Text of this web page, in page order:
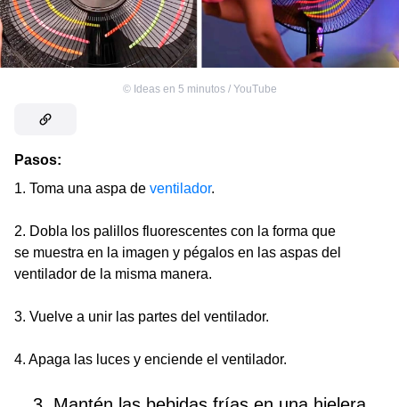
© Ideas en 5 minutos / YouTube
Pasos:
1. Toma una aspa de ventilador.
2. Dobla los palillos fluorescentes con la forma que
se muestra en la imagen y pégalos en las aspas del
ventilador de la misma manera.
3. Vuelve a unir las partes del ventilador.
4. Apaga las luces y enciende el ventilador.